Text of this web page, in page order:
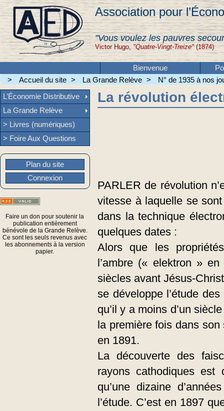
Association pour
"Vous voulez les pauvres
Victor Hugo, "Quatre-Vingt-Treize"(1874)
Bienvenue
>
Accueil du site > La Grande Relève > N° de 1935 à nos
La révolution
PARLER de révolution
vitesse à laquelle se
dans la technique
quelques dates :
Alors que les
l’ambre (« elektron »
siècles avant Jésus-
se développe l’étude
qu’il y a moins d’un
la première fois dans
en 1891.
La découverte des
rayons cathodiques
qu’une dizaine
l’étude. C’est en 1897
L’Économie Distributive
La Grande Relève
> Livres (numériques)
> Foire Aux Questions
Plan du site
Connexion
Faire un don pour soutenir la
publication entièrement
bénévole de la Grande Relève.
Ce sont les seuls revenus avec
les abonnements à la version
papier.